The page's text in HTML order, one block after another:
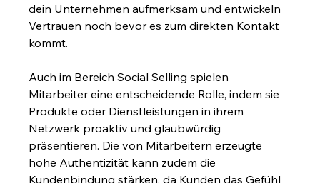
dein Unternehmen aufmerksam und entwickeln
Vertrauen noch bevor es zum direkten Kontakt
kommt.
Auch im Bereich Social Selling spielen
Mitarbeiter eine entscheidende Rolle, indem sie
Produkte oder Dienstleistungen in ihrem
Netzwerk proaktiv und glaubwürdig
präsentieren. Die von Mitarbeitern erzeugte
hohe Authentizität kann zudem die
Kundenbindung stärken, da Kunden das Gefühl